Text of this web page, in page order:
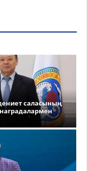
саласының